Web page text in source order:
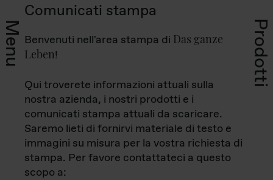
Menu Prodotti
Comunicati stampa
Benvenuti nell'area stampa di Das ganze
Leben!
Qui troverete informazioni attuali sulla
nostra azienda, i nostri prodotti e i
comunicati stampa attuali da scaricare.
Saremo lieti di fornirvi materiale di testo e
immagini su misura per la vostra richiesta di
stampa. Per favore contattateci a questo
scopo a: